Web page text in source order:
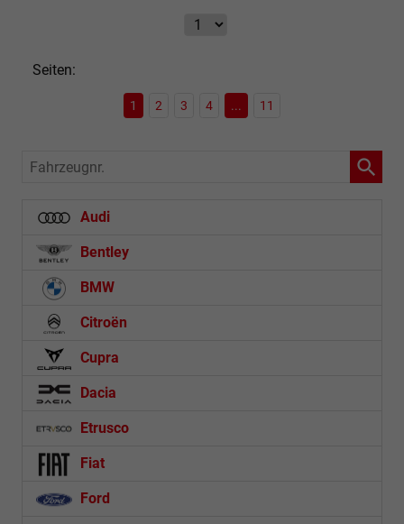
Seiten:
1 2 3 4 ... 11
Fahrzeugnr.
Audi
Bentley
BMW
Citroën
Cupra
Dacia
Etrusco
Fiat
Ford